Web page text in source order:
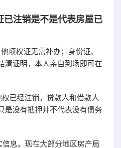
已注销是不是代表房屋已
项权证无需补办；身份证、
清证明，本人亲自到场即可在
已经注销，贷款人和借款人
是没有抵押并不代表没有债务
息。现在大部分地区房产局